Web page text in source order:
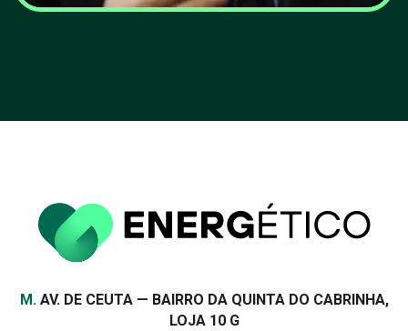
Morada
M.AV. DE CEUTA — BAIRRO DA QUINTA DO CABRINHA,
LOJA 10 G